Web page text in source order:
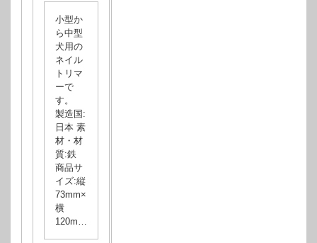
小型か
ら中型
犬用の
ネイル
トリマ
ーで
す。
製造国:
日本 素
材・材
質:鉄
商品サ
イズ:縦
73mm×
横
120m…